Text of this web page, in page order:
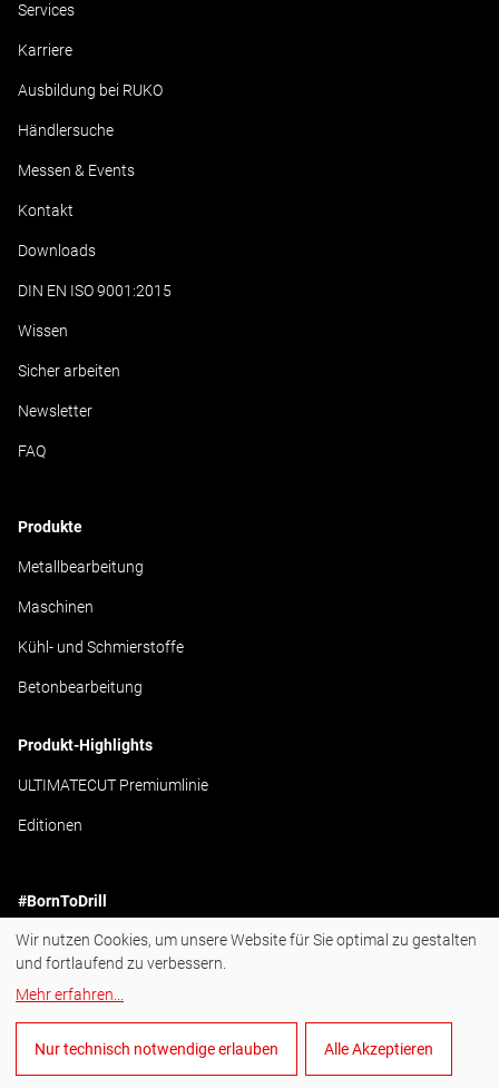
Services
Karriere
Ausbildung bei RUKO
Händlersuche
Messen & Events
Kontakt
Downloads
DIN EN ISO 9001:2015
Wissen
Sicher arbeiten
Newsletter
FAQ
Produkte
Metallbearbeitung
Maschinen
Kühl- und Schmierstoffe
Betonbearbeitung
Produkt-Highlights
ULTIMATECUT Premiumlinie
Editionen
#BornToDrill
Instagram
YouTube
Wir nutzen Cookies, um unsere Website für Sie optimal zu gestalten
und fortlaufend zu verbessern.
Mehr erfahren
Nur technisch notwendige erlauben Alle Akzeptieren